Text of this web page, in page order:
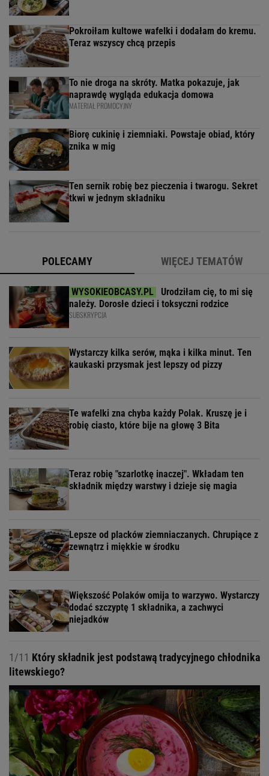
Pokroiłam kultowe wafelki i dodałam do kremu.
Teraz wszyscy chcą przepis
To nie droga na skróty. Matka pokazuje, jak
naprawdę wygląda edukacja domowa
MATERIAŁ PROMOCYJNY
Biorę cukinię i ziemniaki. Powstaje obiad, który
znika w mig
Ten sernik robię bez pieczenia i twarogu. Sekret
tkwi w jednym składniku
POLECAMY WIĘCEJ TEMATÓW
Urodziłam cię, to mi się
należy. Dorosłe dzieci i toksyczni rodzice
SUBSKRYPCJA
Wystarczy kilka serów, mąka i kilka minut. Ten
kaukaski przysmak jest lepszy od pizzy
Te wafelki zna chyba każdy Polak. Kruszę je i
robię ciasto, które bije na głowę 3 Bita
Teraz robię "szarlotkę inaczej". Wkładam ten
składnik między warstwy i dzieje się magia
Lepsze od placków ziemniaczanych. Chrupiące z
zewnątrz i miękkie w środku
Większość Polaków omija to warzywo. Wystarczy
dodać szczyptę 1 składnika, a zachwyci
niejadków
1/11 Który składnik jest podstawą tradycyjnego chłodnika
litewskiego?